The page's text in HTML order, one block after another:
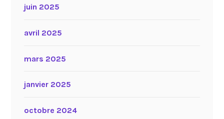
juin 2025
avril 2025
mars 2025
janvier 2025
octobre 2024